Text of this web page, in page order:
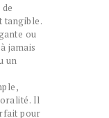
tangible.
ou
jamais
un
Il
pour